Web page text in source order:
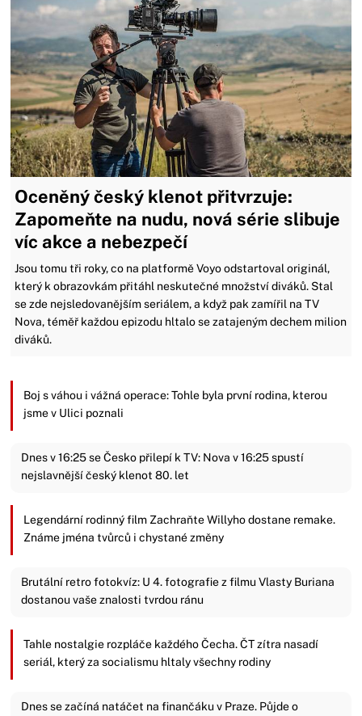
Oceněný český klenot přitvrzuje:
Zapomeňte na nudu, nová série slibuje
víc akce a nebezpečí
Jsou tomu tři roky, co na platformě Voyo odstartoval originál,
který k obrazovkám přitáhl neskutečné množství diváků. Stal
se zde nejsledovanějším seriálem, a když pak zamířil na TV
Nova, téměř každou epizodu hltalo se zatajeným dechem milion
diváků.
Boj s váhou i vážná operace: Tohle byla první rodina, kterou
jsme v Ulici poznali
Dnes v 16:25 se Česko přilepí k TV: Nova v 16:25 spustí
nejslavnější český klenot 80. let
Legendární rodinný film Zachraňte Willyho dostane remake.
Známe jména tvůrců i chystané změny
Brutální retro fotokvíz: U 4. fotografie z filmu Vlasty Buriana
dostanou vaše znalosti tvrdou ránu
Tahle nostalgie rozpláče každého Čecha. ČT zítra nasadí
seriál, který za socialismu hltaly všechny rodiny
Dnes se začíná natáčet na finančáku v Praze. Půjde o